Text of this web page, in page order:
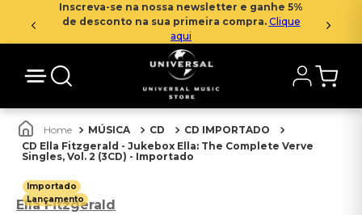
Inscreva-se na nossa newsletter e ganhe 5%
de desconto na sua primeira compra. Clique
aqui
MÚSICA CD
CD IMPORTADO
CD Ella Fitzgerald - Jukebox Ella: The Complete Verve
Singles, Vol. 2 (3CD) - Importado
Importado
Lançamento
Ella Fitzgerald